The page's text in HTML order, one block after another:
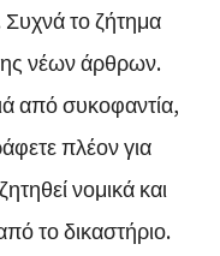
το ζήτημα
νέων άρθρων.
από συκοφαντία,
πλέον για
νομικά και
το δικαστήριο.